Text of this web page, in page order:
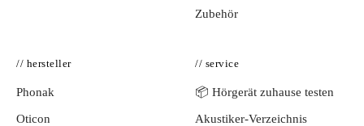
Zubehör
// hersteller
Phonak
Oticon
// service
📦 Hörgerät zuhause testen
Akustiker-Verzeichnis